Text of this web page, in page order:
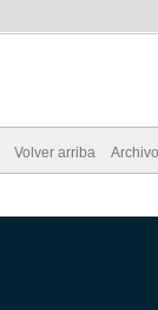
Volver arriba